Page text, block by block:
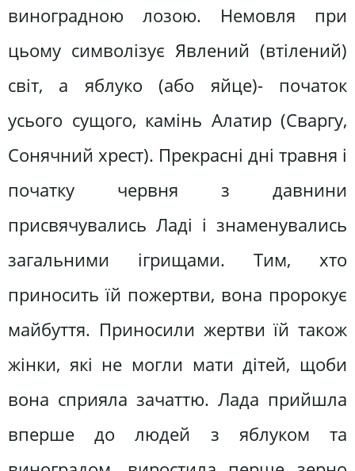
виноградною лозою. Немовля при
цьому символізує Явлений (втілений)
світ, а яблуко (або яйце)- початок
усього сущого, камінь Алатир (Сваргу,
Сонячний хрест). Прекрасні дні травня і
початку червня з давнини
присвячувались Ладі і знаменувались
загальними ігрищами. Тим, хто
приносить їй пожертви, вона пророкує
майбуття. Приносили жертви їй також
жінки, які не могли мати дітей, щоби
вона сприяла зачаттю. Лада прийшла
вперше до людей з яблуком та